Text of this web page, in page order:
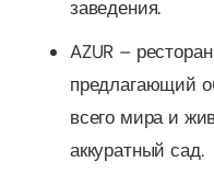
заведения.
AZUR –
предлагающий
всего мира и
аккуратный сад.